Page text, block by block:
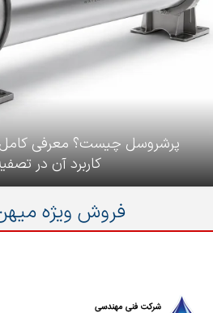
پرشروسل چیست؟ معرفی کامل
کاربرد آن در
فروش ویژه